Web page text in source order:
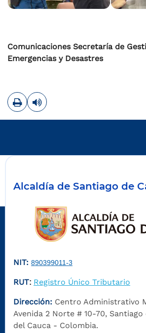
Comunicaciones Secretaría de
Emergencias y Desastres
ImprimirLeer contenido
Alcaldía de Santiago de
NIT: 890399011-3
RUT: Registro Único Tributario
Dirección: Centro Administrativo
Avenida 2 Norte # 10-70, Santiago
del Cauca - Colombia.